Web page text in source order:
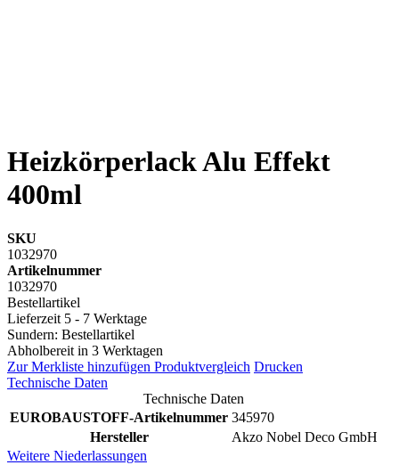
Heizkörperlack Alu Effekt
400ml
SKU
1032970
Artikelnummer
1032970
Bestellartikel
Lieferzeit 5 - 7 Werktage
Sundern: Bestellartikel
Abholbereit in 3 Werktagen
Zur Merkliste hinzufügen Produktvergleich Drucken
Technische Daten
Technische Daten
EUROBAUSTOFF-Artikelnummer 345970
Hersteller
Akzo Nobel Deco GmbH
Weitere Niederlassungen